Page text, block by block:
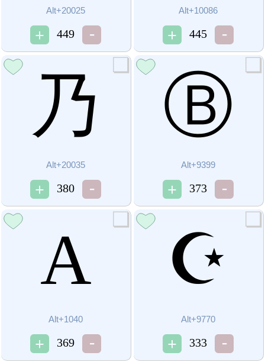
Alt+20025
449
Alt+10086
445
乃
Alt+20035
380
Ⓑ
Alt+9399
373
А
Alt+1040
369
☪
Alt+9770
333